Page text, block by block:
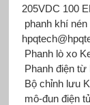
205VDC 100
phanh khí
Phanh lò xo
Phanh điện từ
Bộ chỉnh lưu
mô-đun điện